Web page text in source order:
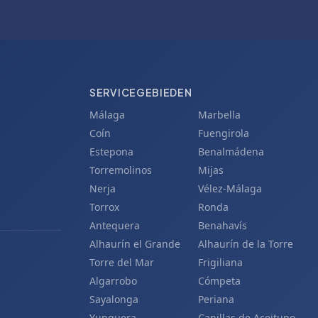
SERVICEGEBIEDEN
Málaga
Marbella
Coín
Fuengirola
Estepona
Benalmádena
Torremolinos
Mijas
Nerja
Vélez-Málaga
Torrox
Ronda
Antequera
Benahavís
Alhaurín el Grande
Alhaurín de la Torre
Torre del Mar
Frigiliana
Algarrobo
Cómpeta
Sayalonga
Periana